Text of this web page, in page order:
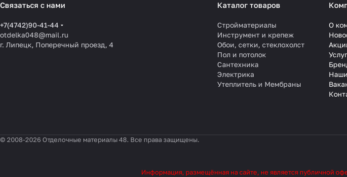
Связаться с нами
+7(4742)90-41-44
otdelka048@mail.ru
г. Липецк, Поперечный проезд, 4
Каталог товаров
Стройматериалы
Инструмент и крепеж
Обои, сетки, стеклохолст
Пол и потолок
Сантехника
Электрика
Утеплитель и Мембраны
О
© 2008-2026 Отделочные материалы 48. Все права защищены.
Информация, размещённая на сайте, не является публичной